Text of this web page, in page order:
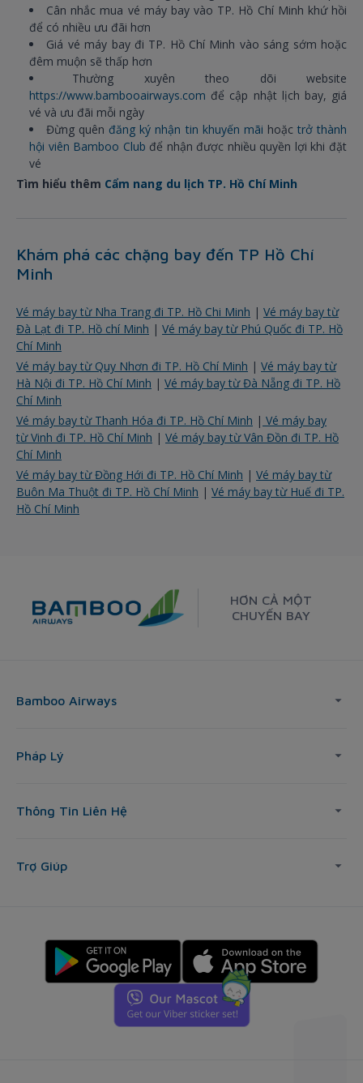
Cân nhắc mua vé máy bay vào TP. Hồ Chí Minh khứ hồi
để có nhiều ưu đãi hơn
Giá vé máy bay đi TP. Hồ Chí Minh vào sáng sớm hoặc
đêm muộn sẽ thấp hơn
Thường xuyên theo dõi website
https://www.bambooairways.com để cập nhật lịch bay, giá
vé và ưu đãi mỗi ngày
Đừng quên đăng ký nhận tin khuyến mãi hoặc trở thành
hội viên Bamboo Club để nhận được nhiều quyền lợi khi đặt
vé
Tìm hiểu thêm Cẩm nang du lịch TP. Hồ Chí Minh
Khám phá các chặng bay đến TP Hồ Chí
Minh
Vé máy bay từ Nha Trang đi TP. Hồ Chi Minh | Vé máy bay từ
Đà Lạt đi TP. Hồ chí Minh | Vé máy bay từ Phú Quốc đi TP. Hồ
Chí Minh
Vé máy bay từ Quy Nhơn đi TP. Hồ Chí Minh | Vé máy bay từ
Hà Nội đi TP. Hồ Chí Minh | Vé máy bay từ Đà Nẵng đi TP. Hồ
Chí Minh
Vé máy bay từ Thanh Hóa đi TP. Hồ Chí Minh | Vé máy bay
từ Vinh đi TP. Hồ Chí Minh | Vé máy bay từ Vân Đồn đi TP. Hồ
Chí Minh
Vé máy bay từ Đồng Hới đi TP. Hồ Chí Minh | Vé máy bay từ
Buôn Ma Thuột đi TP. Hồ Chí Minh | Vé máy bay từ Huế đi TP.
Hồ Chí Minh
HƠN CẢ MỘT
CHUYẾN BAY
Bamboo Airways
Pháp Lý
Thông Tin Liên Hệ
Trợ Giúp